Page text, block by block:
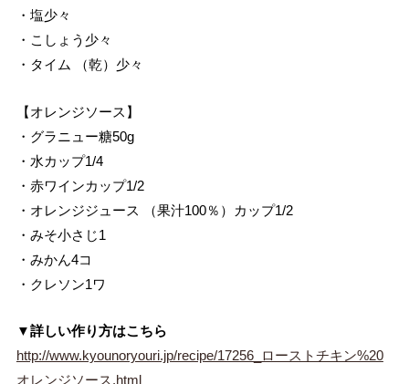
・塩少々
・こしょう少々
・タイム （乾）少々
【オレンジソース】
・グラニュー糖50g
・水カップ1/4
・赤ワインカップ1/2
・オレンジジュース （果汁100％）カップ1/2
・みそ小さじ1
・みかん4コ
・クレソン1ワ
▼詳しい作り方はこちら
http://www.kyounoryouri.jp/recipe/17256_ローストチキン%20
オレンジソース.html